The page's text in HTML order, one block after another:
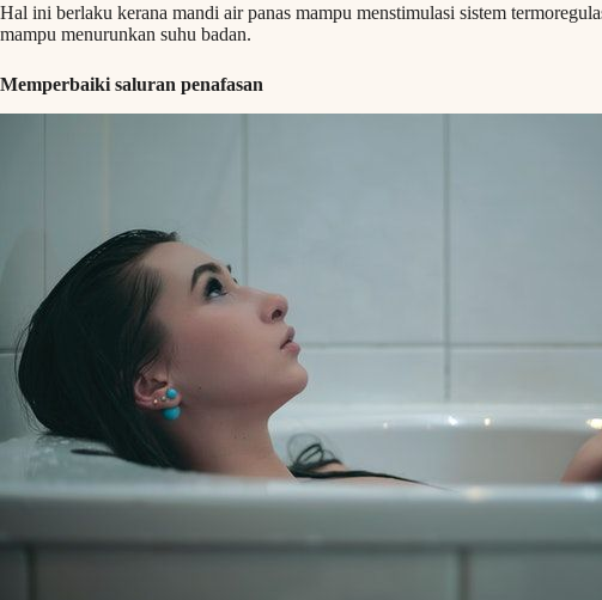
Hal ini berlaku kerana mandi air panas mampu menstimulasi sistem
mampu menurunkan suhu badan.
Memperbaiki saluran penafasan